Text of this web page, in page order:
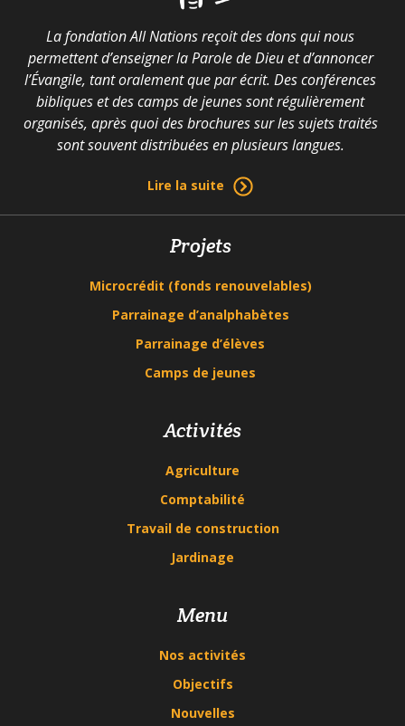
La fondation All Nations reçoit des dons qui nous
permettent d’enseigner la Parole de Dieu et d’annoncer
l’Évangile, tant oralement que par écrit. Des conférences
bibliques et des camps de jeunes sont régulièrement
organisés, après quoi des brochures sur les sujets traités
sont souvent distribuées en plusieurs langues.
Lire la suite
Projets
Microcrédit (fonds renouvelables)
Parrainage d’analphabètes
Parrainage d’élèves
Camps de jeunes
Activités
Agriculture
Comptabilité
Travail de construction
Jardinage
Menu
Nos activités
Objectifs
Nouvelles